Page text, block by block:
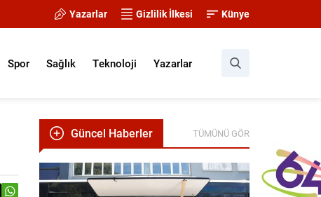
Yazarlar Gizlilik İlkesi Künye
Spor Sağlık Teknoloji Yazarlar
Güncel Haberler TÜMÜNÜ GÖR